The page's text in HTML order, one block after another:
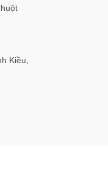
Kiều,